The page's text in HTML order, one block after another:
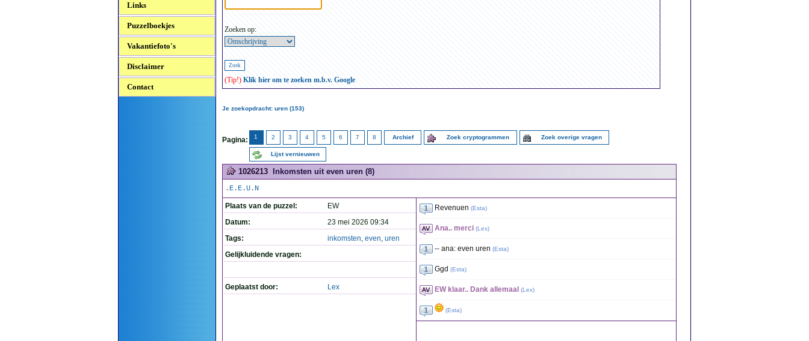
Links
Puzzelboekjes
Vakantiefoto's
Disclaimer
Contact
Zoeken op:
(Tip!) Klik hier om te zoeken m.b.v. Google
Je zoekopdracht: uren (153)
Pagina: 1 2 3 4 5 6 7 8 Archief Zoek cryptogrammen Zoek overige vragen
Lijst vernieuwen
1026213 Inkomsten uit even uren (8)
.E.E.U.N
Plaats van de puzzel:
EW
Datum:
23 mei 2026 09:34
Tags:
inkomsten, even, uren
Gelijkluidende vragen:
Geplaatst door: Lex
Revenuen (Esta)
Ana.. merci (Lex)
-- ana: even uren (Esta)
Ggd (Esta)
EW klaar.. Dank allemaal (Lex)
(Esta)